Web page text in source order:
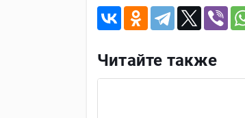
Читайте также